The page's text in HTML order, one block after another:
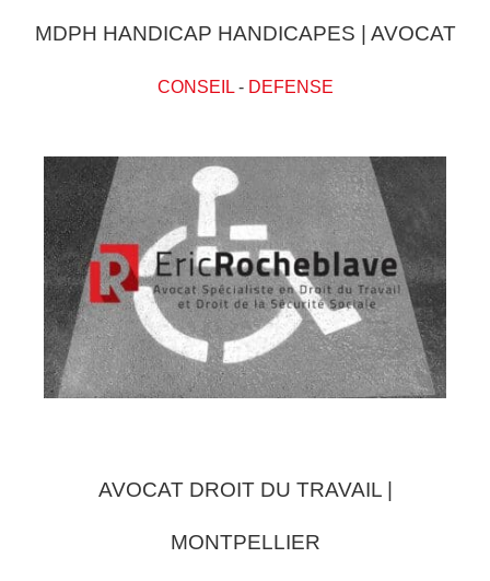
MDPH HANDICAP HANDICAPES | AVOCAT
CONSEIL- DEFENSE
AVOCAT DROIT DU TRAVAIL |
MONTPELLIER